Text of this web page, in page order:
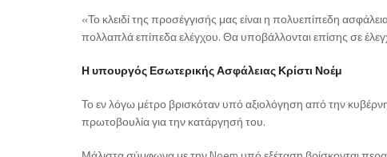
«Το κλειδί της προσέγγισής μας είναι η πολυεπίπεδη
πολλαπλά επίπεδα ελέγχου. Θα υποβάλλονται επίσης σε
Η υπουργός Εσωτερικής Ασφάλειας Κρίστι Νοέμ
Το εν λόγω μέτρο βρισκόταν υπό αξιολόγηση από την
πρωτοβουλία για την κατάργησή του.